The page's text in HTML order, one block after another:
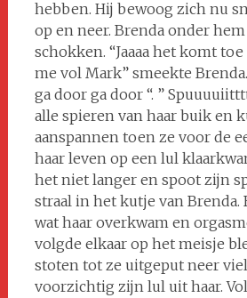
hebben. Hij bewoog zich nu
op en neer. Brenda onder
schokken. “Jaaaa het komt
me vol Mark” smeekte
ga door ga door “. ”
alle spieren van haar buik en
aanspannen toen ze voor de
haar leven op een lul
het niet langer en spoot zijn
straal in het kutje van Brenda.
wat haar overkwam en
volgde elkaar op het meisje
stoten tot ze uitgeput neer
voorzichtig zijn lul uit haar.